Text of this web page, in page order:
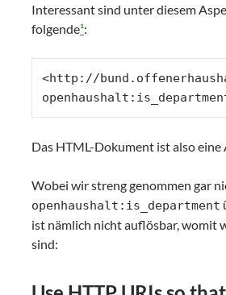
Interessant sind unter diesem
folgende¹:
<http://
Das HTML-Dokument ist also eine
Wobei wir streng genommen gar
openhaushalt:is_department
ist nämlich nicht auflösbar, womit
sind: